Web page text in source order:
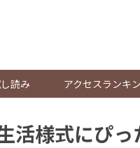
読み アクセスランキ
様式にぴっ